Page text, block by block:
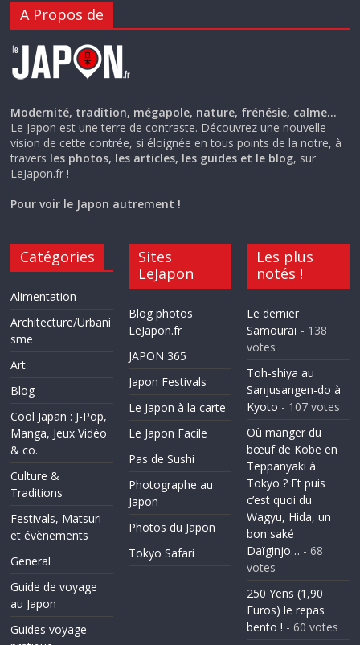
A Propos de
Modernité, tradition, mégapole, nature, frénésie, calme…
Le Japon est une terre de contraste. Découvrez une nouvelle
vision de cette contrée, si éloignée en tous points de la notre, à
travers les photos, les articles, les guides et le blog, sur
LeJapon.fr !
Pour voir le Japon autrement !
Catégories
Alimentation
Architecture/Urbani
sme
Art
Blog
Cool Japan : J-Pop,
Manga, Jeux Vidéo
& co.
Culture &
Traditions
Festivals, Matsuri
et évènements
General
Guide de voyage
au Japon
Guides voyage
Sites
LeJapon
Blog photos
LeJapon.fr
JAPON 365
Japon Festivals
Le Japon à la carte
Le Japon Facile
Pas de Sushi
Photographe au
Japon
Photos du Japon
Tokyo Safari
Les plus
notés !
Le dernier
Samouraï- 138
votes
Toh-shiya au
Sanjusangen-do à
Kyoto - 107 votes
Où manger du
bœuf de Kobe en
Teppanyaki à
Tokyo ? Et puis
c’est quoi du
Wagyu, Hida, un
bon saké
Daïginjo… - 68
votes
250 Yens (1,90
Euros) le repas
bento ! - 60 votes